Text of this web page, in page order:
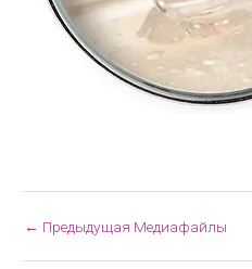
← Предыдущая Медиафайлы